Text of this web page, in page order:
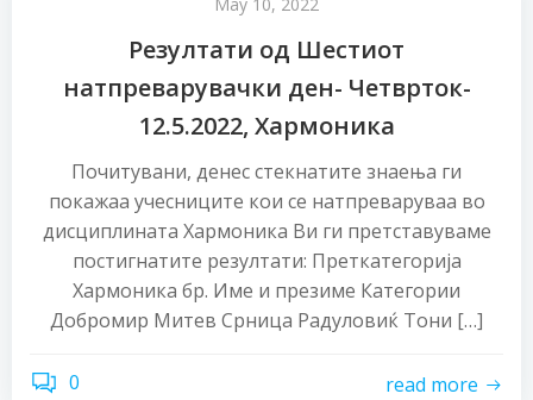
Резултати од Шестиот
натпреварувачки ден- Четврток-
12.5.2022, Хармоника
Почитувани, денес стекнатите знаења ги
покажаа учесниците кои се натпреваруваа во
дисциплината Хармоника Ви ги претставуваме
постигнатите резултати: Преткатегорија
Хармоника бр. Име и презиме Категории
Добромир Митев Срница Радуловиќ Тони […]
0 read more